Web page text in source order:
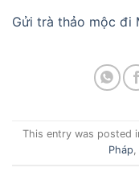
Gửi trà thảo mộc đi
This entry was posted
Pháp,